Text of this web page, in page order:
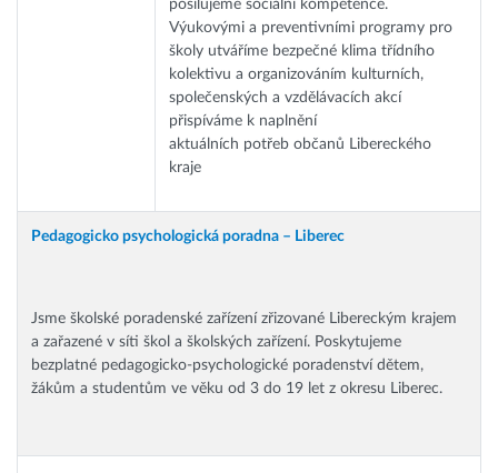
posilujeme sociální kompetence.
Výukovými a preventivními programy pro
školy utváříme bezpečné klima třídního
kolektivu a organizováním kulturních,
společenských a vzdělávacích akcí
přispíváme k naplnění
aktuálních potřeb občanů Libereckého
kraje
Pedagogicko psychologická poradna – Liberec
Jsme školské poradenské zařízení zřizované Libereckým krajem
a zařazené v síti škol a školských zařízení. Poskytujeme
bezplatné pedagogicko-psychologické poradenství dětem,
žákům a studentům ve věku od 3 do 19 let z okresu Liberec.